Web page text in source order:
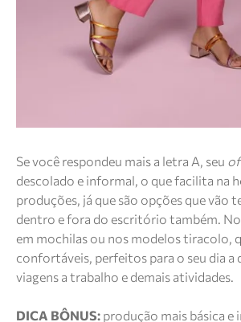
Se você respondeu mais a letra A, seu
descolado e informal, o que facilita na
produções, já que são opções que vão
dentro e fora do escritório também.
em mochilas ou nos modelos tiracolo,
confortáveis, perfeitos para o seu dia a
viagens a trabalho e demais atividades.
DICA BÔNUS: produção mais básica e